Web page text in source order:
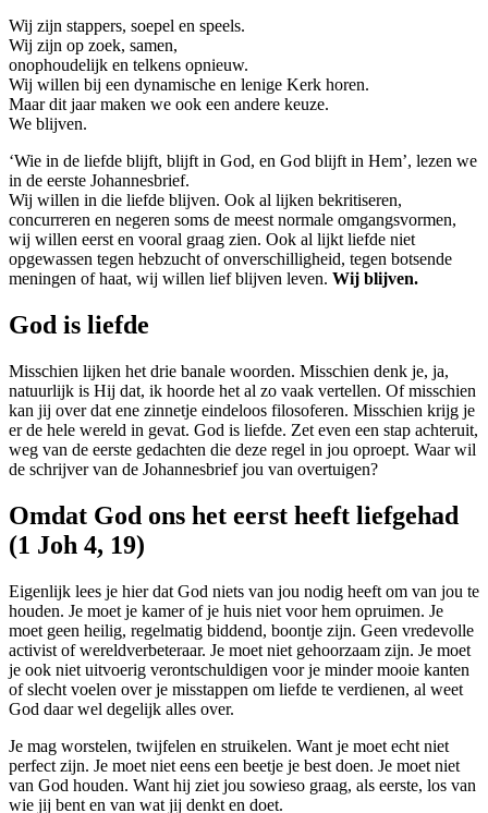
Wij zijn stappers, soepel en speels.
Wij zijn op zoek, samen,
onophoudelijk en telkens opnieuw.
Wij willen bij een dynamische en lenige Kerk horen.
Maar dit jaar maken we ook een andere keuze.
We blijven.
‘Wie in de liefde blijft, blijft in God, en God blijft in Hem’, lezen we
in de eerste Johannesbrief.
Wij willen in die liefde blijven. Ook al lijken bekritiseren,
concurreren en negeren soms de meest normale omgangsvormen,
wij willen eerst en vooral graag zien. Ook al lijkt liefde niet
opgewassen tegen hebzucht of onverschilligheid, tegen botsende
meningen of haat, wij willen lief blijven leven. Wij blijven.
God is liefde
Misschien lijken het drie banale woorden. Misschien denk je, ja,
natuurlijk is Hij dat, ik hoorde het al zo vaak vertellen. Of misschien
kan jij over dat ene zinnetje eindeloos filosoferen. Misschien krijg je
er de hele wereld in gevat. God is liefde. Zet even een stap achteruit,
weg van de eerste gedachten die deze regel in jou oproept. Waar wil
de schrijver van de Johannesbrief jou van overtuigen?
Omdat God ons het eerst heeft liefgehad
(1 Joh 4, 19)
Eigenlijk lees je hier dat God niets van jou nodig heeft om van jou te
houden. Je moet je kamer of je huis niet voor hem opruimen. Je
moet geen heilig, regelmatig biddend, boontje zijn. Geen vredevolle
activist of wereldverbeteraar. Je moet niet gehoorzaam zijn. Je moet
je ook niet uitvoerig verontschuldigen voor je minder mooie kanten
of slecht voelen over je misstappen om liefde te verdienen, al weet
God daar wel degelijk alles over.
Je mag worstelen, twijfelen en struikelen. Want je moet echt niet
perfect zijn. Je moet niet eens een beetje je best doen. Je moet niet
van God houden. Want hij ziet jou sowieso graag, als eerste, los van
wie jij bent en van wat jij denkt en doet.